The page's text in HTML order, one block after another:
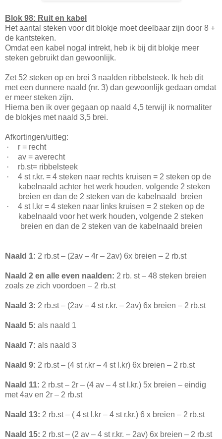
Blok 98: Ruit en kabel
Het aantal steken voor dit blokje moet deelbaar zijn door 8 +
de kantsteken.
Omdat een kabel nogal intrekt, heb ik bij dit blokje meer
steken gebruikt dan gewoonlijk.
Zet 52 steken op en brei 3 naalden ribbelsteek. Ik heb dit
met een dunnere naald (nr. 3) dan gewoonlijk gedaan omdat
er meer steken zijn.
Hierna ben ik over gegaan op naald 4,5 terwijl ik normaliter
de blokjes met naald 3,5 brei.
Afkortingen/uitleg:
·
r = recht
·
av = averecht
·
rb.st= ribbelsteek
·
4 st r.kr. = 4 steken naar rechts kruisen = 2 steken op de
kabelnaald achter het werk houden, volgende 2 steken
breien en dan de 2 steken van de kabelnaald breien
·
4 st l.kr = 4 steken naar links kruisen = 2 steken op de
kabelnaald voor het werk houden, volgende 2 steken
breien en dan de 2 steken van de kabelnaald breien
Naald 1: 2 rb.st – (2av – 4r – 2av) 6x breien – 2 rb.st
Naald 2 en alle even naalden: 2 rb. st – 48 steken breien
zoals ze zich voordoen – 2 rb.st
Naald 3: 2 rb.st – (2av – 4 st r.kr. – 2av) 6x breien – 2 rb.st
Naald 5: als naald 1
Naald 7: als naald 3
Naald 9: 2 rb.st – (4 st r.kr – 4 st l.kr) 6x breien – 2 rb.st
Naald 11: 2 rb.st – 2r – (4 av – 4 st l.kr.) 5x breien – eindig
met 4av en 2r – 2 rb.st
Naald 13: 2 rb.st – ( 4 st l.kr – 4 st r.kr.) 6 x breien – 2 rb.st
Naald 15: 2 rb.st – (2 av – 4 st r.kr. – 2av) 6x breien – 2 rb.st